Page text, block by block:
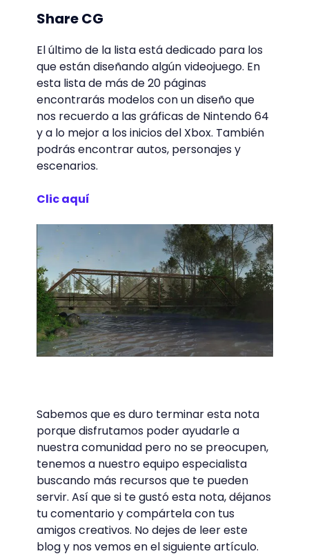
Share CG
El último de la lista está dedicado para los
que están diseñando algún videojuego. En
esta lista de más de 20 páginas
encontrarás modelos con un diseño que
nos recuerdo a las gráficas de Nintendo 64
y a lo mejor a los inicios del Xbox. También
podrás encontrar autos, personajes y
escenarios.
Clic aquí
Sabemos que es duro terminar esta nota
porque disfrutamos poder ayudarle a
nuestra comunidad pero no se preocupen,
tenemos a nuestro equipo especialista
buscando más recursos que te pueden
servir. Así que si te gustó esta nota, déjanos
tu comentario y compártela con tus
amigos creativos. No dejes de leer este
blog y nos vemos en el siguiente artículo.